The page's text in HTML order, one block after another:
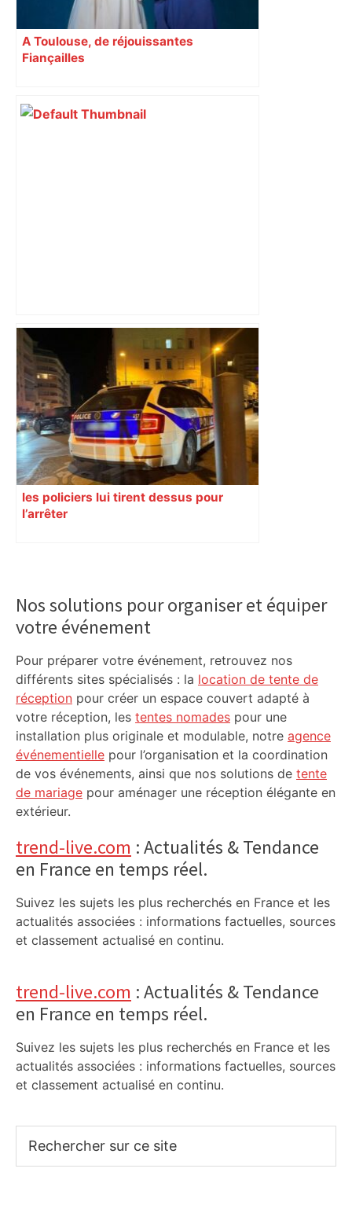
A Toulouse, de réjouissantes
Fiançailles
Leur drakkar construit à Toulouse
devait traverser l’Atlantique cette
année, pourquoi le départ est repoussé
d’un an ? – ladepeche.fr
les policiers lui tirent dessus pour
l’arrêter
Sidebar
Nos solutions pour organiser et équiper
votre événement
Pour préparer votre événement, retrouvez nos
différents sites spécialisés : la location de tente de
réception pour créer un espace couvert adapté à
votre réception, les tentes nomades pour une
installation plus originale et modulable, notre agence
événementielle pour l’organisation et la coordination
de vos événements, ainsi que nos solutions de tente
de mariage pour aménager une réception élégante en
extérieur.
trend-live.com : Actualités & Tendance
en France en temps réel.
Suivez les sujets les plus recherchés en France et les
actualités associées : informations factuelles, sources
et classement actualisé en continu.
trend-live.com : Actualités & Tendance
en France en temps réel.
Suivez les sujets les plus recherchés en France et les
actualités associées : informations factuelles, sources
et classement actualisé en continu.
sur